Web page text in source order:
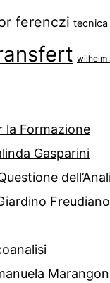
ferenczi tecnica
wilhelm
la Formazione
Gasparini
Freudiano
Marangon